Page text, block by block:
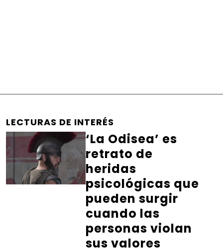
LECTURAS DE INTERÉS
‘La Odisea’ es
retrato de
heridas
psicológicas que
pueden surgir
cuando las
personas violan
sus valores